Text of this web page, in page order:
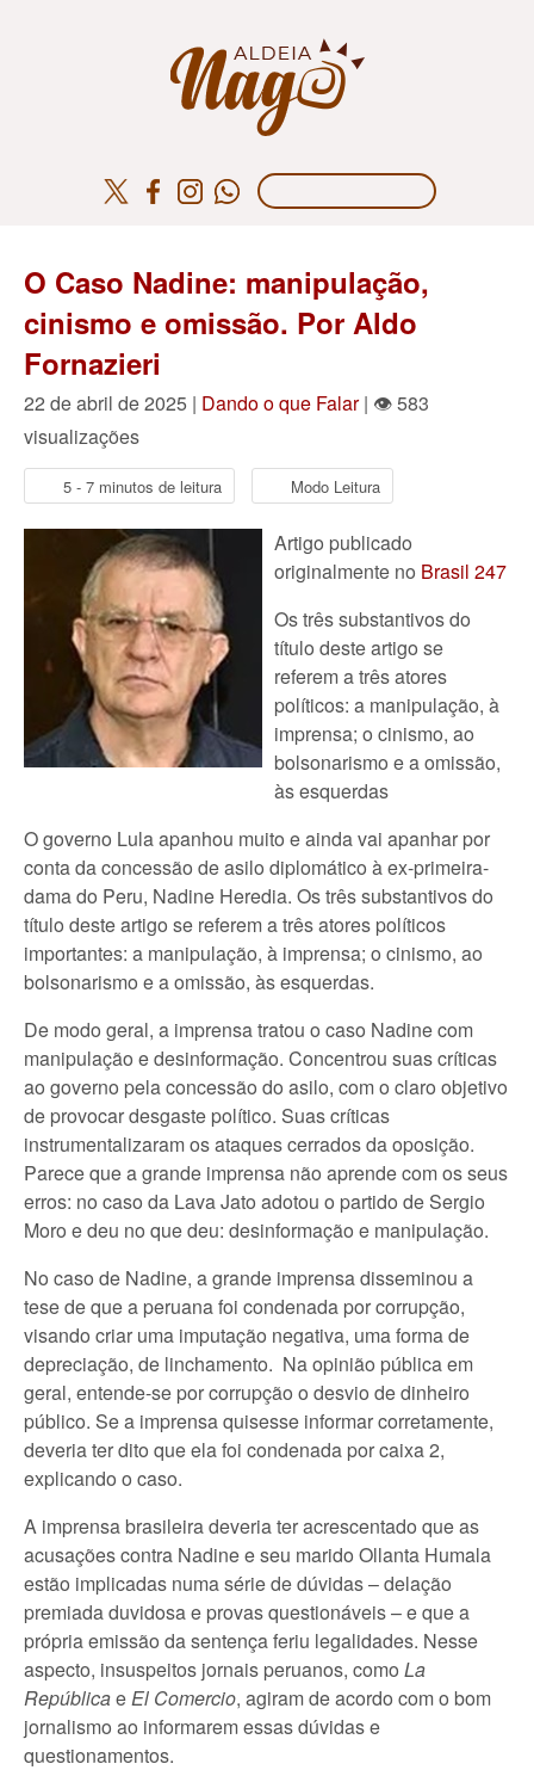
O Caso Nadine: manipulação,
cinismo e omissão. Por Aldo
Fornazieri
22 de abril de 2025 | Dando o que Falar| 👁 583
visualizações
5 - 7 minutos de leitura Modo Leitura
Artigo publicado
originalmente no Brasil 247
Os três substantivos do
título deste artigo se
referem a três atores
políticos: a manipulação, à
imprensa; o cinismo, ao
bolsonarismo e a omissão,
às esquerdas
O governo Lula apanhou muito e ainda vai apanhar por
conta da concessão de asilo diplomático à ex-primeira-
dama do Peru, Nadine Heredia. Os três substantivos do
título deste artigo se referem a três atores políticos
importantes: a manipulação, à imprensa; o cinismo, ao
bolsonarismo e a omissão, às esquerdas.
De modo geral, a imprensa tratou o caso Nadine com
manipulação e desinformação. Concentrou suas críticas
ao governo pela concessão do asilo, com o claro objetivo
de provocar desgaste político. Suas críticas
instrumentalizaram os ataques cerrados da oposição.
Parece que a grande imprensa não aprende com os seus
erros: no caso da Lava Jato adotou o partido de Sergio
Moro e deu no que deu: desinformação e manipulação.
No caso de Nadine, a grande imprensa disseminou a
tese de que a peruana foi condenada por corrupção,
visando criar uma imputação negativa, uma forma de
depreciação, de linchamento. Na opinião pública em
geral, entende-se por corrupção o desvio de dinheiro
público. Se a imprensa quisesse informar corretamente,
deveria ter dito que ela foi condenada por caixa 2,
explicando o caso.
A imprensa brasileira deveria ter acrescentado que as
acusações contra Nadine e seu marido Ollanta Humala
estão implicadas numa série de dúvidas – delação
premiada duvidosa e provas questionáveis – e que a
própria emissão da sentença feriu legalidades. Nesse
aspecto, insuspeitos jornais peruanos, como La
RepúblicaeEl Comercio, agiram de acordo com o bom
jornalismo ao informarem essas dúvidas e
questionamentos.